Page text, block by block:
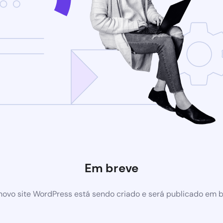
Em breve
site WordPress está sendo criado e será publicado em